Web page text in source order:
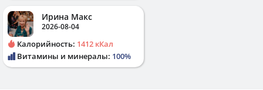
Ирина Макс
2026-08-04
Калорийность: 1412 кКал
Витамины и минералы: 100%